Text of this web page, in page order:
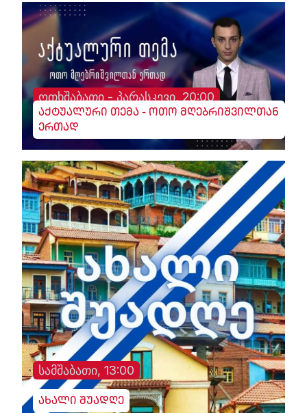
ოთხშაბათი - პარასკევი, 20:00
აქტუალური თემა - ოთო მღებრიშვილთან
ერთად
სამშაბათი, 13:00
ახალი შუადღე